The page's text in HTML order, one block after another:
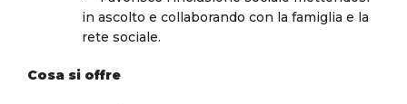
in ascolto e collaborando con la famiglia e la
rete sociale.
Cosa si offre